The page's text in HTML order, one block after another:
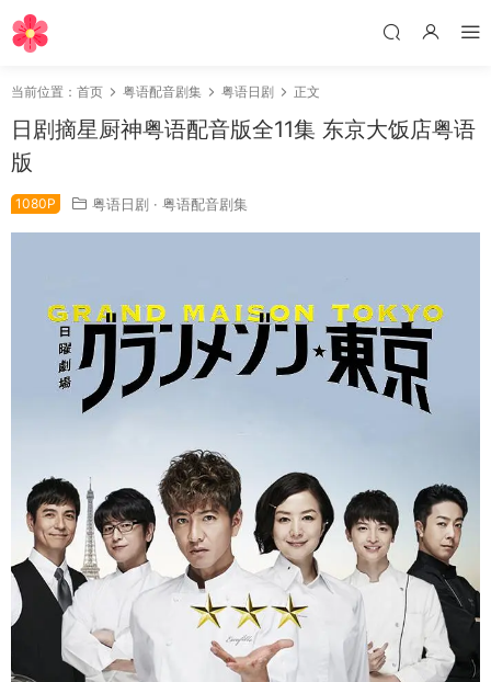
当前位置： 首页 粤语配音剧集 粤语日剧 正文
日剧摘星厨神粤语配音版全11集 东京大饭店粤语
版
1080P 粤语日剧 · 粤语配音剧集